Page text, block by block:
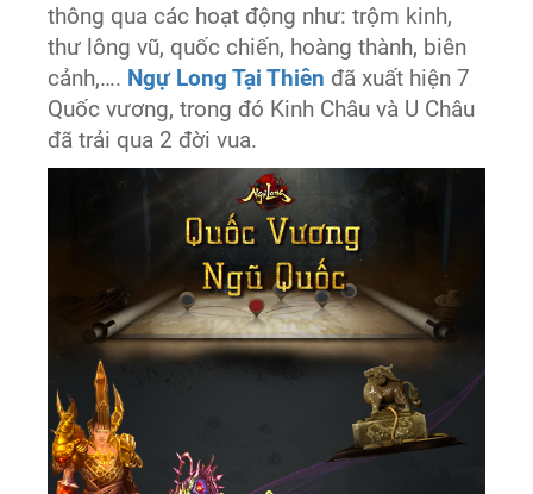
thông qua các hoạt động như: trộm kinh,
thư lông vũ, quốc chiến, hoàng thành, biên
cảnh,…. Ngự Long Tại Thiên đã xuất hiện 7
Quốc vương, trong đó Kinh Châu và U Châu
đã trải qua 2 đời vua.